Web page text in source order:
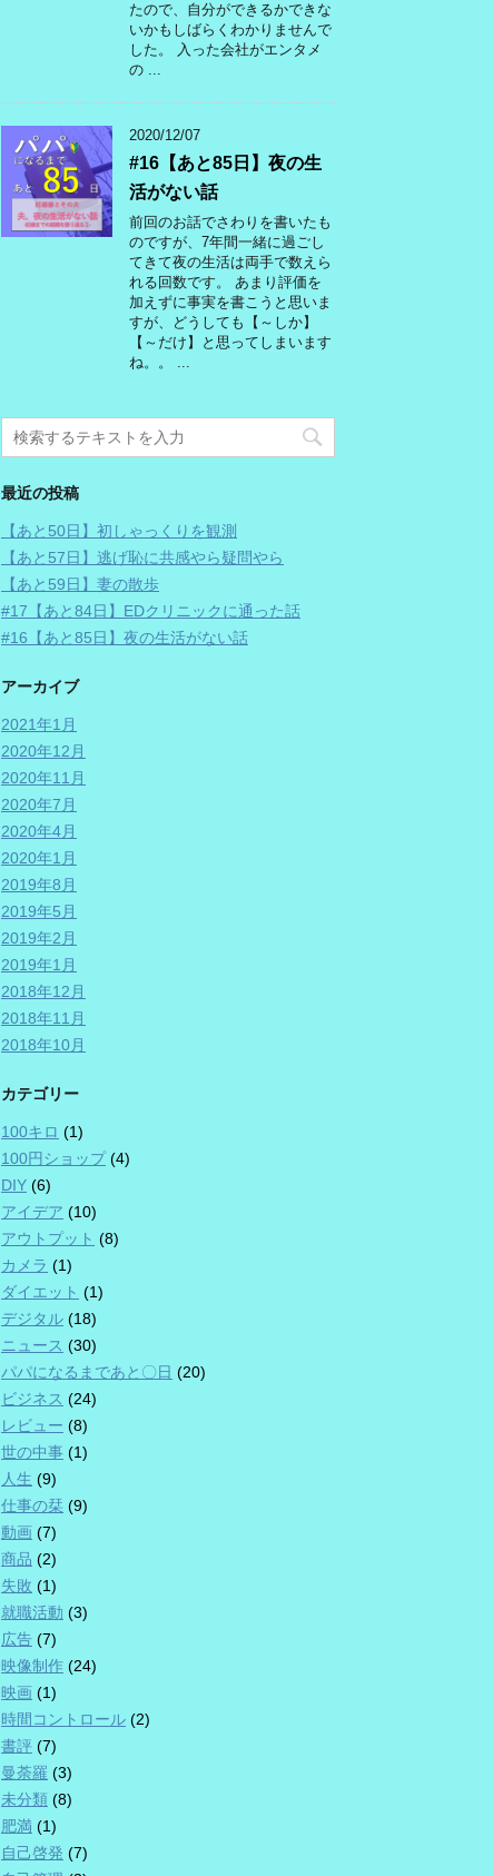
たので、自分ができるかできな
いかもしばらくわかりませんで
した。 入った会社がエンタメ
の ...
2020/12/07
#16【あと85日】夜の生
活がない話
前回のお話でさわりを書いたも
のですが、7年間一緒に過ごし
てきて夜の生活は両手で数えら
れる回数です。 あまり評価を
加えずに事実を書こうと思いま
すが、どうしても【～しか】
【～だけ】と思ってしまいます
ね。。 ...
最近の投稿
【あと50日】初しゃっくりを観測
【あと57日】逃げ恥に共感やら疑問やら
【あと59日】妻の散歩
#17【あと84日】EDクリニックに通った話
#16【あと85日】夜の生活がない話
アーカイブ
2021年1月
2020年12月
2020年11月
2020年7月
2020年4月
2020年1月
2019年8月
2019年5月
2019年2月
2019年1月
2018年12月
2018年11月
2018年10月
カテゴリー
100キロ (1)
100円ショップ(4)
DIY (6)
アイデア (10)
アウトプット (8)
カメラ (1)
ダイエット (1)
デジタル (18)
ニュース (30)
パパになるまであと〇日 (20)
ビジネス (24)
レビュー (8)
世の中事 (1)
人生 (9)
仕事の栞 (9)
動画 (7)
商品 (2)
失敗 (1)
就職活動 (3)
広告 (7)
映像制作 (24)
映画 (1)
時間コントロール (2)
書評 (7)
曼荼羅 (3)
未分類 (8)
肥満 (1)
自己啓発 (7)